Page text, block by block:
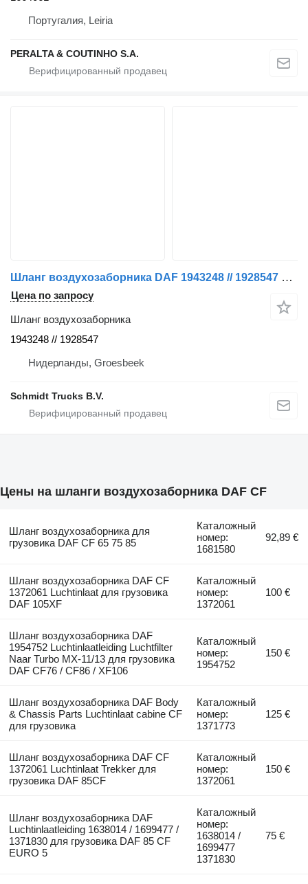
Португалия, Leiria
PERALTA & COUTINHO S.A.
Шланг воздухозаборника DAF 1943248 // 1928547 LUCHTBUIS MET SLANG CF 450 EURO 6 для грузовика
Цена по запросу
Шланг воздухозаборника
1943248 // 1928547
Нидерланды, Groesbeek
Schmidt Trucks B.V.
Цены на шланги воздухозаборника DAF CF
Шланг воздухозаборника для
грузовика DAF CF 65 75 85
Каталожный
номер:
1681580
92,89 €
Шланг воздухозаборника DAF CF
1372061 Luchtinlaat для грузовика
DAF 105XF
Каталожный
номер:
1372061
100 €
Шланг воздухозаборника DAF
1954752 Luchtinlaatleiding Luchtfilter
Naar Turbo MX-11/13 для грузовика
DAF CF76 / CF86 / XF106
Каталожный
номер:
1954752
150 €
Шланг воздухозаборника DAF Body
& Chassis Parts Luchtinlaat cabine CF
для грузовика
Каталожный
номер:
1371773
125 €
Шланг воздухозаборника DAF CF
1372061 Luchtinlaat Trekker для
грузовика DAF 85CF
Каталожный
номер:
1372061
150 €
Шланг воздухозаборника DAF
Luchtinlaatleiding 1638014 / 1699477 /
1371830 для грузовика DAF 85 CF
EURO 5
Каталожный
номер:
1638014 /
1699477
1371830
75 €